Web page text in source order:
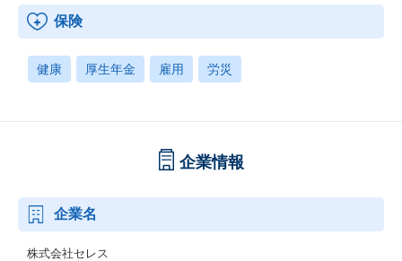
保険
健康 厚生年金 雇用 労災
企業情報
企業名
株式会社セレス